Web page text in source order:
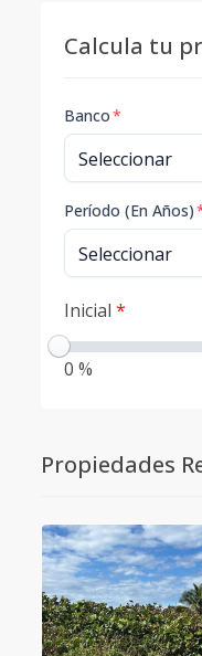
Calcula tu
Banco*
Período (En Años)
Inicial *
0 %
Propiedades